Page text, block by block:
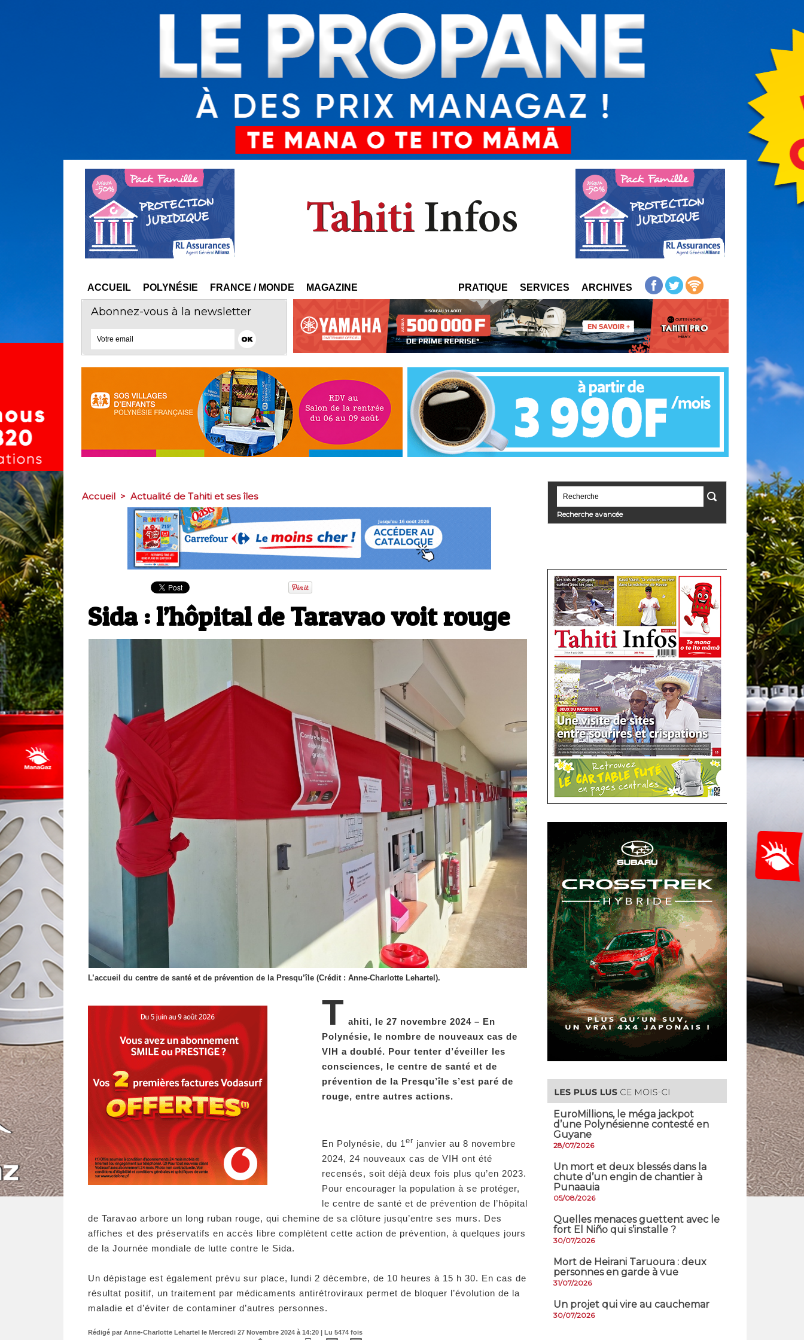
ACCUEIL POLYNÉSIE FRANCE / MONDE MAGAZINE PRATIQUE SERVICES ARCHIVES
Abonnez-vous à la newsletter
Accueil > Actualité de Tahiti et ses îles
Sida : l’hôpital de Taravao voit rouge
L’accueil du centre de santé et de prévention de la Presqu’île (Crédit : Anne-Charlotte Lehartel).
T ahiti, le 27 novembre 2024 – En
Polynésie, le nombre de nouveaux cas de
VIH a doublé. Pour tenter d’éveiller les
consciences, le centre de santé et de
prévention de la Presqu’île s’est paré de
rouge, entre autres actions.
En Polynésie, du 1er janvier au 8 novembre
2024, 24 nouveaux cas de VIH ont été
recensés, soit déjà deux fois plus qu’en 2023.
Pour encourager la population à se protéger,
le centre de santé et de prévention de l’hôpital
de Taravao arbore un long ruban rouge, qui chemine de sa clôture jusqu’entre ses murs. Des
affiches et des préservatifs en accès libre complètent cette action de prévention, à quelques jours
de la Journée mondiale de lutte contre le Sida.
Un dépistage est également prévu sur place, lundi 2 décembre, de 10 heures à 15 h 30. En cas de
résultat positif, un traitement par médicaments antirétroviraux permet de bloquer l’évolution de la
maladie et d’éviter de contaminer d’autres personnes.
Rédigé par Anne-Charlotte Lehartel le Mercredi 27 Novembre 2024 à 14:20 | Lu 5474 fois
Recherche avancée
EuroMillions, ​le méga jackpot
d’une Polynésienne contesté en
Guyane
28/07/2026
​Un mort et deux blessés dans la
chute d’un engin de chantier à
Punaauia
05/08/2026
Quelles menaces guettent avec le
fort El Niño qui s’installe ?
30/07/2026
Mort de Heirani Taruoura : deux
personnes en garde à vue
31/07/2026
Un projet qui vire au cauchemar
30/07/2026